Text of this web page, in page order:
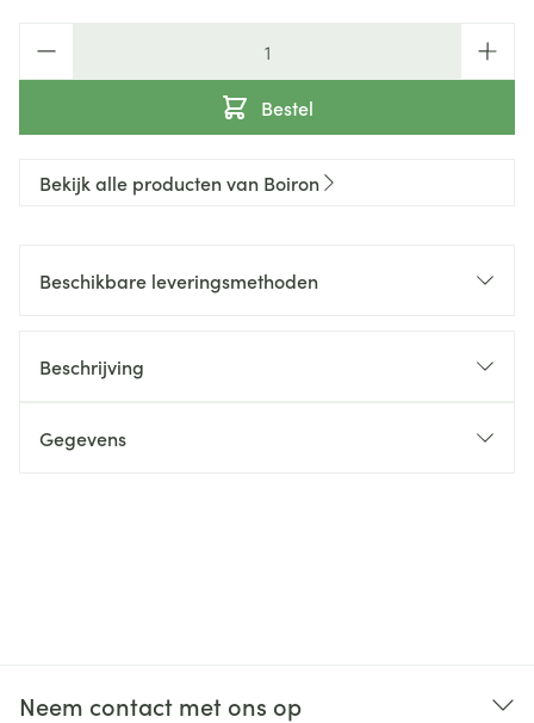
Bestel
Bekijk alle producten van Boiron
Beschikbare leveringsmethoden
Beschrijving
Gegevens
Neem contact met ons op